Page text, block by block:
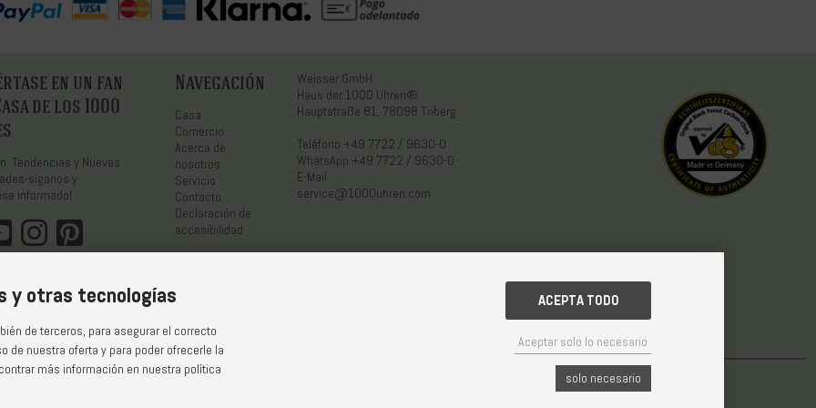
en un fan
de los 1000
Tendencias y Nuevas
síganos y
informado!
Navegación
Casa
Comercio
Acerca de
nosotros
Servicio
Contacto
Declaración de
accesibilidad
Weisser GmbH
Haus der 1000 Uhren®
Hauptstraße 81, 78098 Triberg
Teléfono +49 7722 / 9630-0
WhatsApp +49 7722 / 9630-0
E-Mail
service@1000uhren.com
© Weisser GmbH - Haus der 1000 Uhren®
y otras tecnologías
de terceros, para asegurar el correcto
de nuestra oferta y para poder ofrecerle la
más información en nuestra política
ACEPTA TODO
Aceptar solo lo necesario
solo necesario